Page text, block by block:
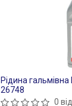
Рідина гальмівна
26748
0